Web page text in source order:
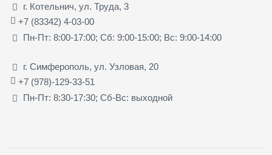
г. Котельнич, ул. Труда, 3
+7 (83342) 4-03-00
Пн-Пт: 8:00-17:00; Сб: 9:00-15:00; Вс: 9:00-14:00
г. Симферополь, ул. Узловая, 20
+7 (978)-129-33-51
Пн-Пт: 8:30-17:30; Сб-Вс: выходной